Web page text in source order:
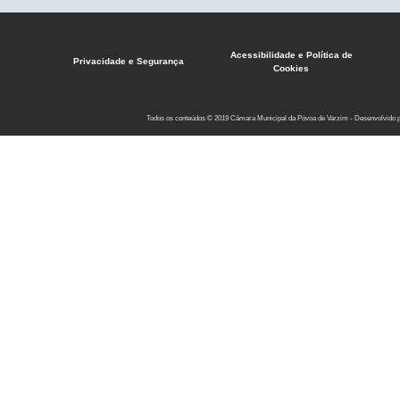
Privacidade e Segurança
Acessibilidade e Política de
Cookies
Todos os conteúdos © 2019 Câmara Municipal da Póvoa de Varzim - Desenvolvido